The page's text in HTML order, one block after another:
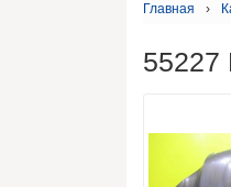
Главная ›
55227